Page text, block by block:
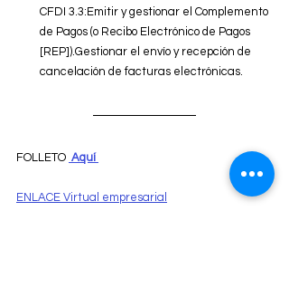
CFDI 3.3:Emitir y gestionar el Complemento
de Pagos (o Recibo Electrónico de Pagos
[REP]).Gestionar el envío y recepción de
cancelación de facturas electrónicas.
FOLLETO Aquí
ENLACE Virtual empresarial